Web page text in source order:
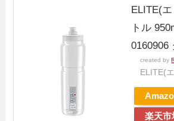
ELITE(
トル
0160906
created by
ELITE(
楽天市